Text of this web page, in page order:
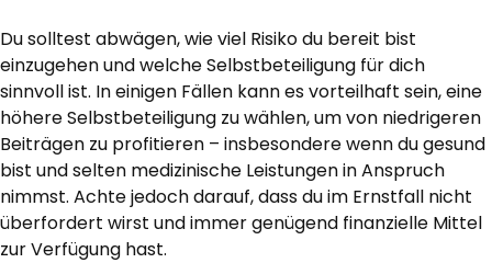
Du solltest abwägen, wie viel Risiko du bereit bist
einzugehen und welche Selbstbeteiligung für dich
sinnvoll ist. In einigen Fällen kann es vorteilhaft sein, eine
höhere Selbstbeteiligung zu wählen, um von niedrigeren
Beiträgen zu profitieren – insbesondere wenn du gesund
bist und selten medizinische Leistungen in Anspruch
nimmst. Achte jedoch darauf, dass du im Ernstfall nicht
überfordert wirst und immer genügend finanzielle Mittel
zur Verfügung hast.